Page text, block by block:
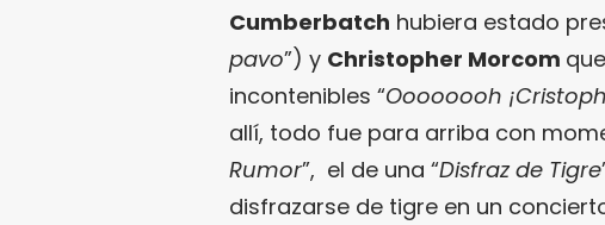
Cumberbatch hubiera estado
pavo”) y Christopher Morcom
incontenibles “Oooooooh
allí, todo fue para arriba con
Rumor”, el de una “Disfraz de Tigre
disfrazarse de tigre en un